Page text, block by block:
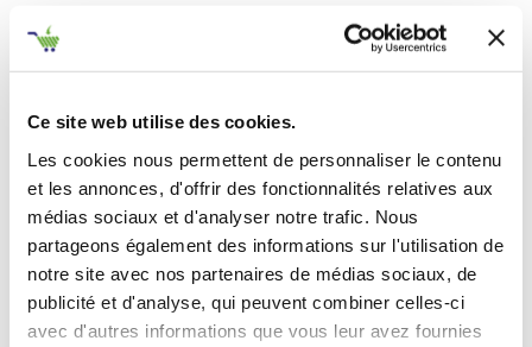
Ce site web utilise des cookies.
Les cookies nous permettent de personnaliser le contenu
et les annonces, d'offrir des fonctionnalités relatives aux
médias sociaux et d'analyser notre trafic. Nous
partageons également des informations sur l'utilisation de
notre site avec nos partenaires de médias sociaux, de
publicité et d'analyse, qui peuvent combiner celles-ci
avec d'autres informations que vous leur avez fournies
Définir l'état de votre produit
Désactivez
votre compteiCloud
(iPhone, iPad, iMac) ou
(Android)
Enleveztous les mots de passe
(valable pour tous les appareils).
Pour obtenir de l'aide, cliquez-ici